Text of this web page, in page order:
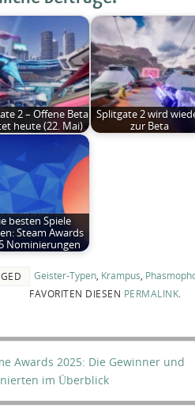
2 – Offene Beta
heute (22. Mai)
Splitgate 2 wird
zur Beta
besten Spiele
Steam Awards
Nominierungen
Geister-Typen Krampus
FAVORITEN DIESEN PERMALINK
Awards 2025: Die Gewinner und
im Überblick